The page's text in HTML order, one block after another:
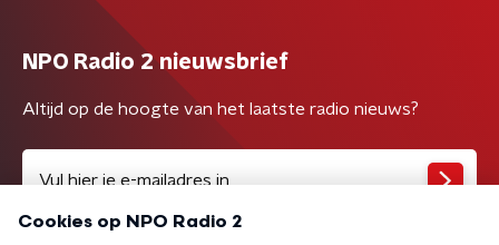
NPO Radio 2 nieuwsbrief
Altijd op de hoogte van het laatste radio nieuws?